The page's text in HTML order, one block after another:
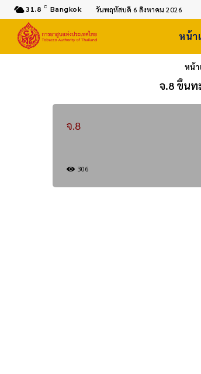
31.8 C Bangkok วันพฤหัสบดี 6 สิงหาคม 2026
หน้า
หน้
จ.8 ขึ้นท
จ.8
306